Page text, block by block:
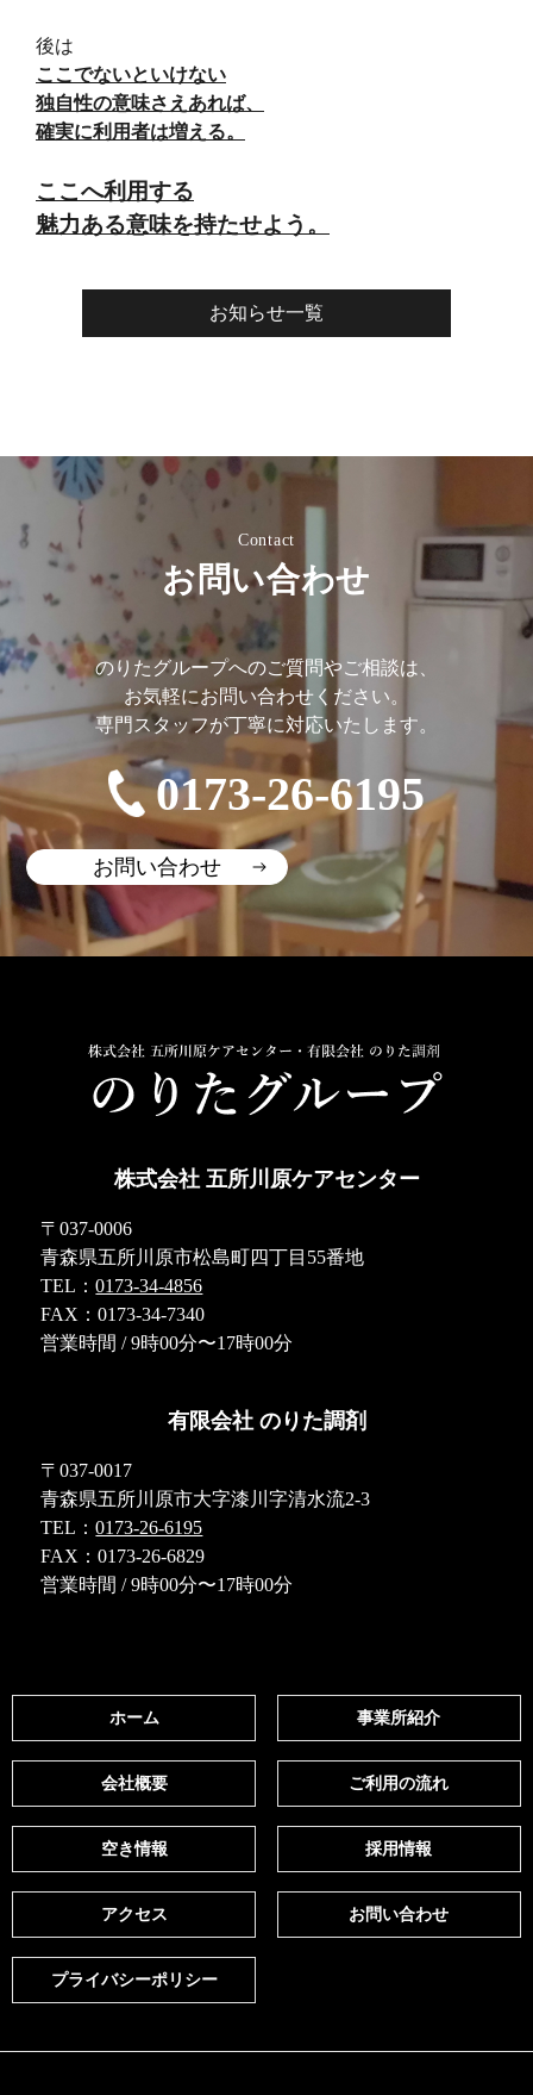
後は
ここでないといけない
独自性の意味さえあれば、
確実に利用者は増える。
ここへ利用する
魅力ある意味を持たせよう。
お知らせ一覧
Contact
お問い合わせ
のりたグループへのご質問やご相談は、
お気軽にお問い合わせください。
専門スタッフが丁寧に対応いたします。
0173-26-6195
お問い合わせ
株式会社 五所川原ケアセンター
〒037-0006
青森県五所川原市松島町四丁目55番地
TEL：0173-34-4856
FAX：0173-34-7340
営業時間 / 9時00分〜17時00分
有限会社 のりた調剤
〒037-0017
青森県五所川原市大字漆川字清水流2-3
TEL：0173-26-6195
FAX：0173-26-6829
営業時間 / 9時00分〜17時00分
ホーム 事業所紹介
会社概要 ご利用の流れ
空き情報 採用情報
アクセス お問い合わせ
プライバシーポリシー